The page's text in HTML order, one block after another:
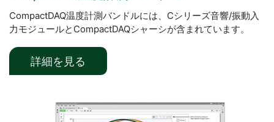
CompactDAQ温度計測バンドルには、Cシリーズ音響/振動入
力モジュールとCompactDAQシャーシが含まれています。
​詳細​を見る